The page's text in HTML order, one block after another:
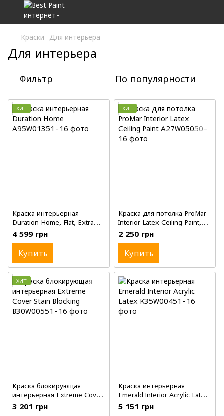
Краски Для интерьера
Для интерьера
Фильтр По популярности
ХИТ
Краска интерьерная
Duration Home, Flat, Extra
White, 3.78 л (галлон)
4 599 грн
Купить
ХИТ
Краска для потолка ProMar
Interior Latex Ceiling Paint,
Flat, White, 3.78 л (галлон)
2 250 грн
Купить
ХИТ
Краска блокирующая
интерьерная Extreme Cover
Stain Blocking, Flat, Extra
White, 3.78 л (галлон)
3 201 грн
Краска интерьерная
Emerald Interior Acrylic Latex,
Flat, Extra White, 3.78 л
5 151 грн